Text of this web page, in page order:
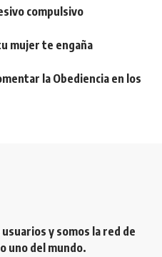
compulsivo
mujer te engaña
la Obediencia en los
y somos la red de
uno del mundo.